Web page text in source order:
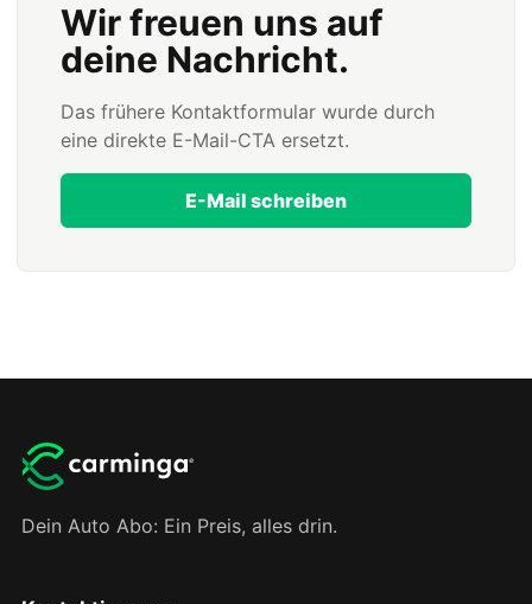
Wir freuen uns auf
deine Nachricht.
Das frühere Kontaktformular wurde durch
eine direkte E-Mail-CTA ersetzt.
E-Mail schreiben
Dein Auto Abo: Ein Preis, alles drin.